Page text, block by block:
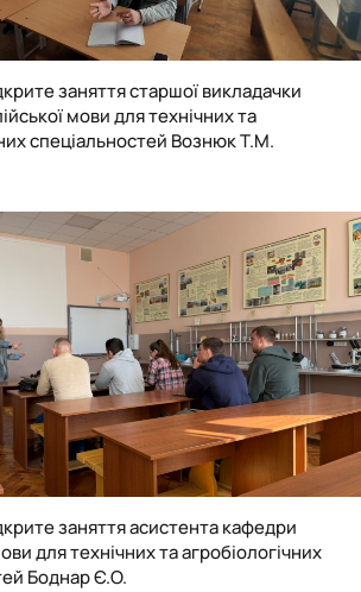
заняття старшої викладачки
мови для технічних та
спеціальностей Вознюк Т.М.
заняття асистента кафедри
для технічних та агробіологічних
Боднар Є.О.